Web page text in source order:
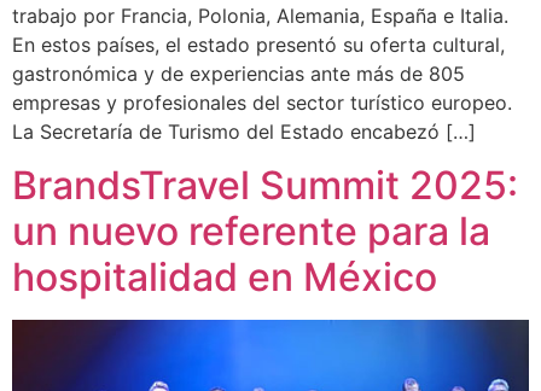
trabajo por Francia, Polonia, Alemania, España e Italia.
En estos países, el estado presentó su oferta cultural,
gastronómica y de experiencias ante más de 805
empresas y profesionales del sector turístico europeo.
La Secretaría de Turismo del Estado encabezó […]
BrandsTravel Summit 2025:
un nuevo referente para la
hospitalidad en México